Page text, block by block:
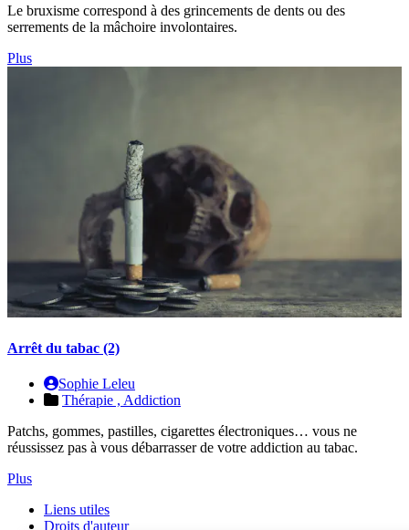
Le bruxisme correspond à des grincements de dents ou des
serrements de la mâchoire involontaires.
Plus
Arrêt du tabac (2)
Sophie Leleu
Thérapie , Addiction
Patchs, gommes, pastilles, cigarettes électroniques… vous ne
réussissez pas à vous débarrasser de votre addiction au tabac.
Plus
Liens utiles
Droits d'auteur